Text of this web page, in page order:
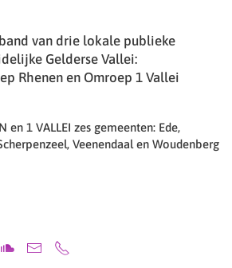
van drie lokale publieke
Gelderse Vallei:
Rhenen en Omroep 1 Vallei
en 1 VALLEI zes gemeenten: Ede,
Veenendaal en Woudenberg